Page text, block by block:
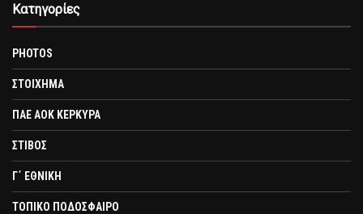
Kατηγορίες
PHOTOS
ΣΤΟΙΧΗΜΑ
ΠΑΕ ΑΟΚ ΚΕΡΚΥΡΑ
ΣΤΙΒΟΣ
Γ΄ ΕΘΝΙΚΗ
ΤΟΠΙΚΟ ΠΟΔΟΣΦΑΙΡΟ